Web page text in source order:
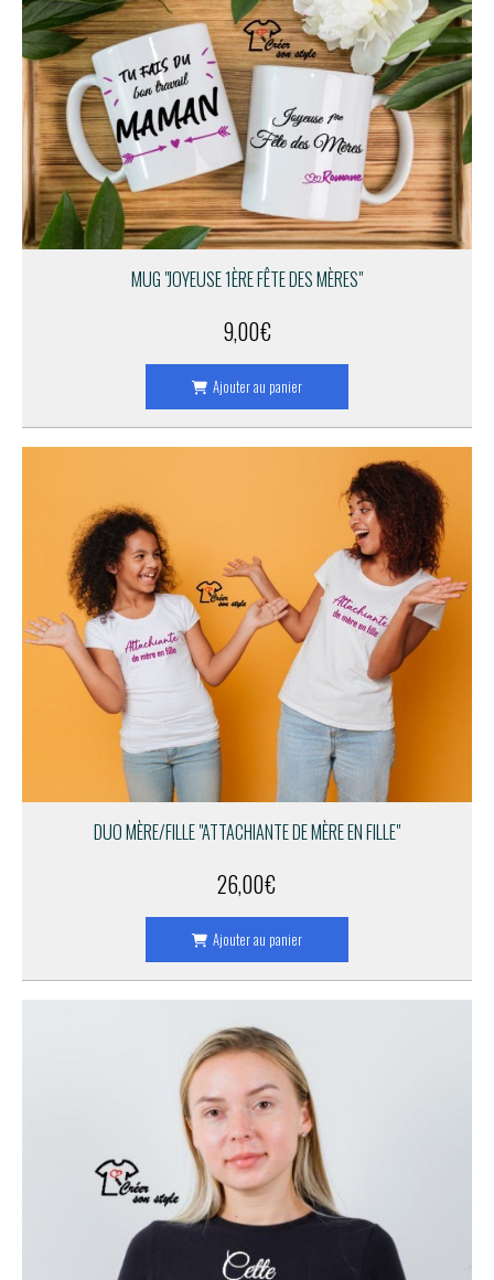
MUG "JOYEUSE 1ÈRE FÊTE DES MÈRES"
9,00€
Ajouter au panier
DUO MÈRE/FILLE "ATTACHIANTE DE MÈRE EN FILLE"
26,00€
Ajouter au panier